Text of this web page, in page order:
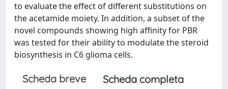
to evaluate the effect of different substitutions on
the acetamide moiety. In addition, a subset of the
novel compounds showing high affinity for PBR
was tested for their ability to modulate the steroid
biosynthesis in C6 glioma cells.
Scheda breve
Scheda completa